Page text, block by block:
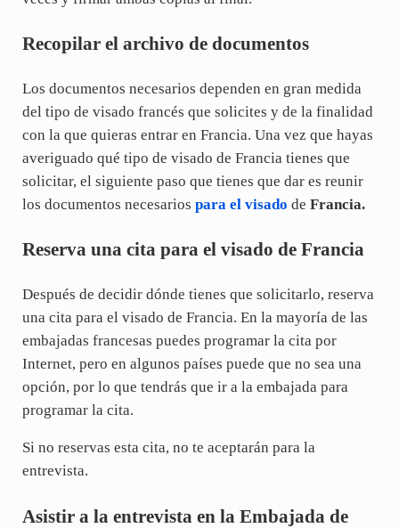
Recopilar el archivo de documentos
Los documentos necesarios dependen en gran medida
del tipo de visado francés que solicites y de la finalidad
con la que quieras entrar en Francia. Una vez que hayas
averiguado qué tipo de visado de Francia tienes que
solicitar, el siguiente paso que tienes que dar es reunir
los documentos necesarios para el visado de Francia.
Reserva una cita para el visado de Francia
Después de decidir dónde tienes que solicitarlo, reserva
una cita para el visado de Francia. En la mayoría de las
embajadas francesas puedes programar la cita por
Internet, pero en algunos países puede que no sea una
opción, por lo que tendrás que ir a la embajada para
programar la cita.
Si no reservas esta cita, no te aceptarán para la
entrevista.
Asistir a la entrevista en la Embajada de